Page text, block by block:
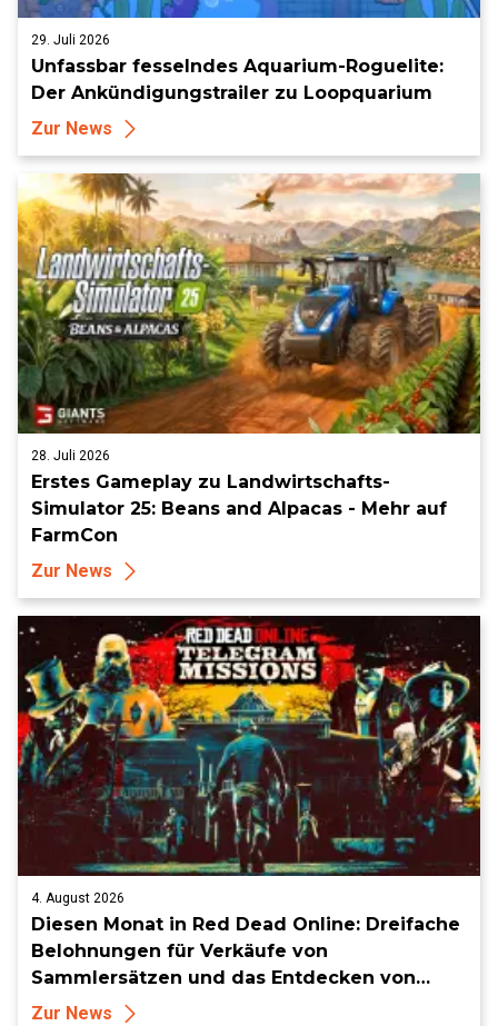
29. Juli 2026
Unfassbar fesselndes Aquarium-Roguelite:
Der Ankündigungstrailer zu Loopquarium
Zur News
28. Juli 2026
Erstes Gameplay zu Landwirtschafts-
Simulator 25: Beans and Alpacas - Mehr auf
FarmCon
Zur News
4. August 2026
Diesen Monat in Red Dead Online: Dreifache
Belohnungen für Verkäufe von
Sammlersätzen und das Entdecken von
Sammlerstücken, in Telegramm-Missionen
Zur News